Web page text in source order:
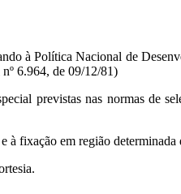
à Política Nacional de
6.964, de 09/12/81)
previstas nas normas de
à fixação em região